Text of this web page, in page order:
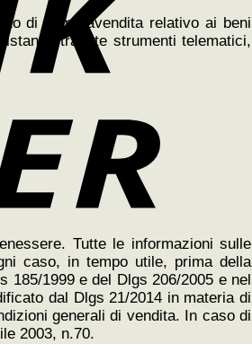
di compravendita relativo ai beni
tramite strumenti telematici,
Tutte le informazioni sulle
caso, in tempo utile, prima della
1999 e del Dlgs 206/2005 e nel
dal Dlgs 21/2014 in materia di
generali di vendita. In caso di
2003, n.70.